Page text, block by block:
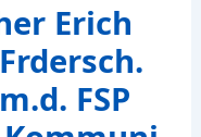
Erich
FSP